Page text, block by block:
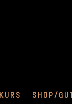
SHOP/